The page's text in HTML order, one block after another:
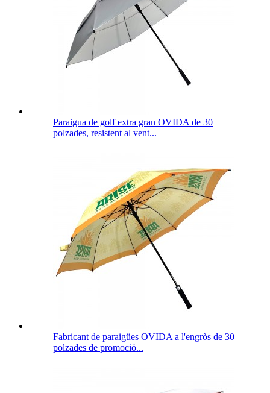
Paraigua de golf extra gran OVIDA de 30
polzades, resistent al vent...
Fabricant de paraigües OVIDA a l'engròs de 30
polzades de promoció...